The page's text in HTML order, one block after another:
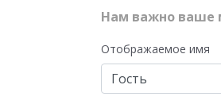
Нам важно ваше
Отображаемое имя